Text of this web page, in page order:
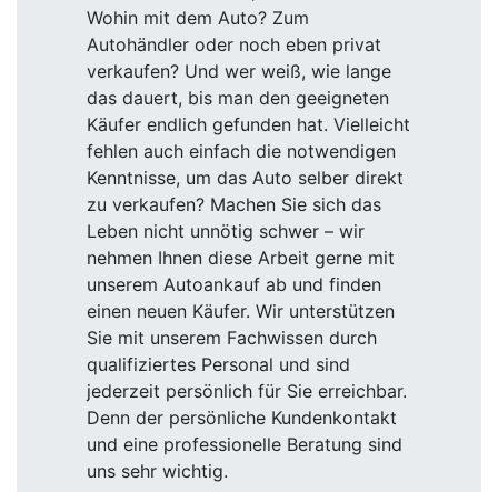
Wohin mit dem Auto? Zum
Autohändler oder noch eben privat
verkaufen? Und wer weiß, wie lange
das dauert, bis man den geeigneten
Käufer endlich gefunden hat. Vielleicht
fehlen auch einfach die notwendigen
Kenntnisse, um das Auto selber direkt
zu verkaufen? Machen Sie sich das
Leben nicht unnötig schwer – wir
nehmen Ihnen diese Arbeit gerne mit
unserem Autoankauf ab und finden
einen neuen Käufer. Wir unterstützen
Sie mit unserem Fachwissen durch
qualifiziertes Personal und sind
jederzeit persönlich für Sie erreichbar.
Denn der persönliche Kundenkontakt
und eine professionelle Beratung sind
uns sehr wichtig.